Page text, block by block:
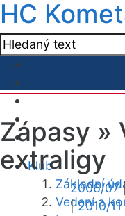
HC
Klub
Základní
Vedení a
Zápasy »
extraligy
2006/07
|2010/11